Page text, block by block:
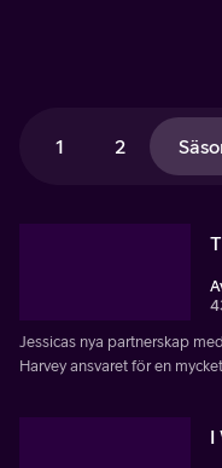
1 2
Jessicas nya partnerskap
Harvey ansvaret för en
I